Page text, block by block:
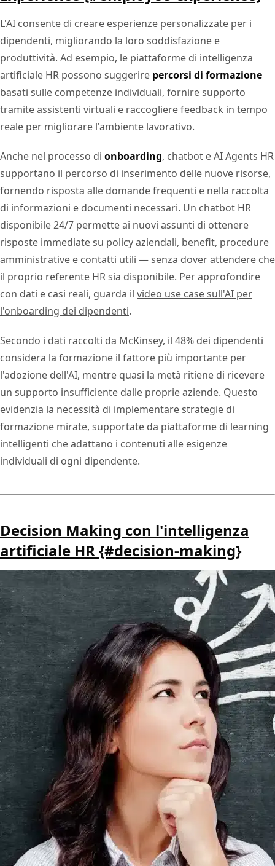
L'AI consente di creare esperienze personalizzate per i
dipendenti, migliorando la loro soddisfazione e
produttività. Ad esempio, le piattaforme di intelligenza
artificiale HR possono suggerire percorsi di formazione
basati sulle competenze individuali, fornire supporto
tramite assistenti virtuali e raccogliere feedback in tempo
reale per migliorare l'ambiente lavorativo.
Anche nel processo di onboarding, chatbot e AI Agents HR
supportano il percorso di inserimento delle nuove risorse,
fornendo risposta alle domande frequenti e nella raccolta
di informazioni e documenti necessari. Un chatbot HR
disponibile 24/7 permette ai nuovi assunti di ottenere
risposte immediate su policy aziendali, benefit, procedure
amministrative e contatti utili — senza dover attendere che
il proprio referente HR sia disponibile. Per approfondire
con dati e casi reali, guarda il video use case sull'AI per
l'onboarding dei dipendenti.
Secondo i dati raccolti da McKinsey, il 48% dei dipendenti
considera la formazione il fattore più importante per
l'adozione dell'AI, mentre quasi la metà ritiene di ricevere
un supporto insufficiente dalle proprie aziende. Questo
evidenzia la necessità di implementare strategie di
formazione mirate, supportate da piattaforme di learning
intelligenti che adattano i contenuti alle esigenze
individuali di ogni dipendente.
Decision Making con l'intelligenza
artificiale HR {#decision-making}